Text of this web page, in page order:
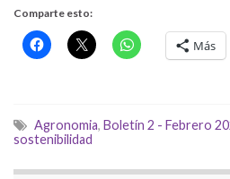
Comparte esto:
Más
Agronomia, Boletín 2 - Febrero
sostenibilidad